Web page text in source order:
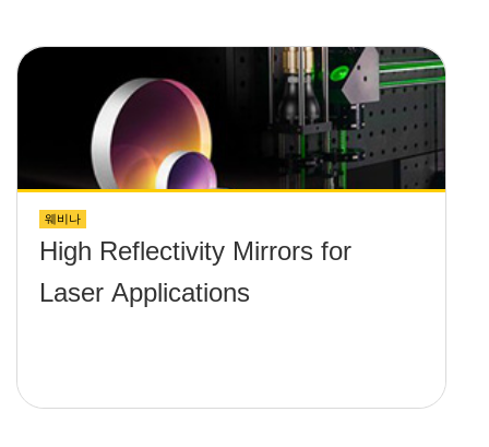
웨비나
High Reflectivity Mirrors for
Laser Applications